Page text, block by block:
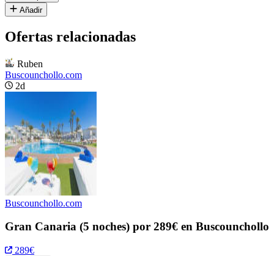
Añadir
Ofertas relacionadas
Ruben
Buscounchollo.com
2d
Buscounchollo.com
Gran Canaria (5 noches) por 289€ en Buscounchollo
289€